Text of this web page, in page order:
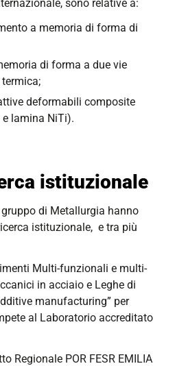
sono relative a:
a memoria di forma di
di forma a due vie
deformabili composite
lamina NiTi).
istituzionale
di Metallurgia hanno
istituzionale, e tra più
Multi-funzionali e multi-
in acciaio e Leghe di
manufacturing” per
al Laboratorio accreditato
Regionale POR FESR EMILIA